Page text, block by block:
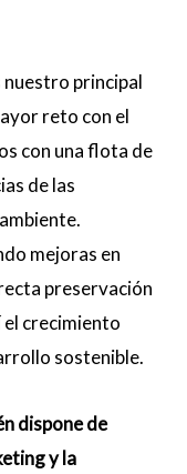
nuestro principal
reto con el
con una flota de
de las
mejoras en
preservación
el crecimiento
sostenible.
dispone de
y la